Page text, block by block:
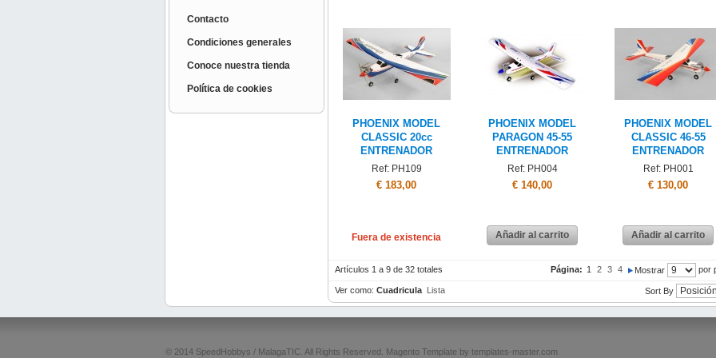
PHOENIX MODEL
CLASSIC 20cc
ENTRENADOR
Ref: PH109
€ 183,00
Fuera de existencia
PHOENIX MODEL
PARAGON 45-55
ENTRENADOR
Ref: PH004
€ 140,00
Añadir al carrito
PHOENIX MODEL
CLASSIC 46-55
ENTRENADOR
Ref: PH001
€ 130,00
Añadir al carrito
Artículos 1 a 9 de 32 totales Mostrar por
Página: 1 2 3 4
Ver como: Cuadricula Lista Sort By
Contacto
Condiciones generales
Conoce nuestra tienda
Política de cookies
© 2014 SpeedHobbys / MalagaTIC. All Rights Reserved. Magento Template by templates-master.com